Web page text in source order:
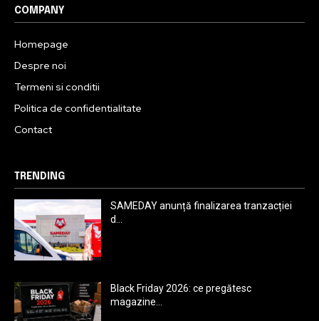
COMPANY
Homepage
Despre noi
Termeni si conditii
Politica de confidentialitate
Contact
TRENDING
SAMEDAY anunță finalizarea tranzacției
d...
Black Friday 2026: ce pregătesc
magazine...